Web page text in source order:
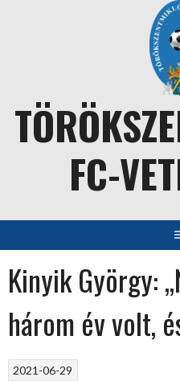
FC-
Kinyik György:
három év volt,
2021-06-29